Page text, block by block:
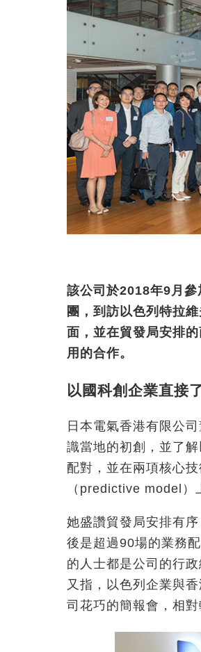
該公司於2018年9月
團，到訪以色列特拉
面，並在貿發局安排
用的合作。
以國科創
日本電氣香港有限公
識當地的初創，並了
配對，並在兩項核心
（predictive model）
她盛讚貿發局安排有
後是超過90場的業務
的人士都是公司的行
又指，以色列企業與
司花巧的簡報會，相